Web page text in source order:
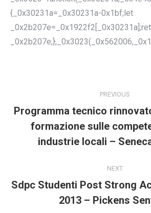
{_0x30231a=_0x30231a-0x1bf;let
PREVIOUS
Previous
post:
Programma tecnico
formazione sulle
industrie locali –
NEXT
Next
post:
Sdpc Studenti Post Strong
2013 – Pickens